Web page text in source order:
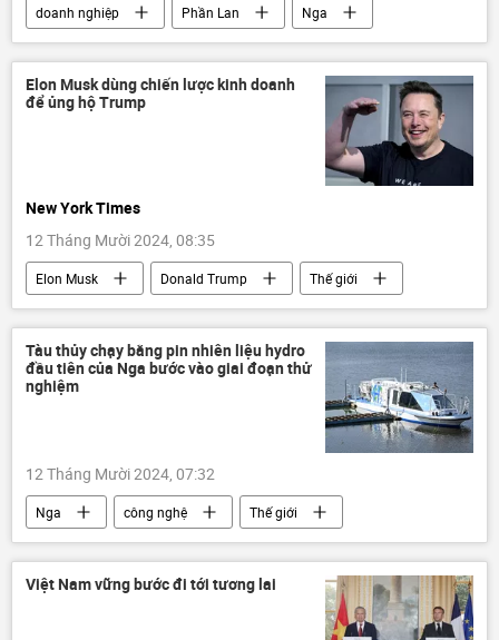
doanh nghiệp Phần Lan
Nga
Thế giới
Kinh tế công ty
Elon Musk dùng chiến lược kinh doanh
để ủng hộ Trump
New York Times
12 Tháng Mười 2024, 08:35
Elon Musk Donald Trump
Thế giới
Kinh doanh
Báo chí thế giới
Đảng Cộng hòa
Tàu thủy chạy bằng pin nhiên liệu hydro
đầu tiên của Nga bước vào giai đoạn thử
nghiệm
12 Tháng Mười 2024, 07:32
Nga công nghệ
Thế giới
thông tin
Quan điểm-Ý kiến
chuyên gia
Tatarstan
Việt Nam vững bước đi tới tương lai